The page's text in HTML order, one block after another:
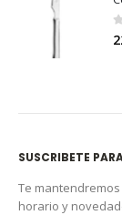
0
SUSCRIBETE
Te
horario y